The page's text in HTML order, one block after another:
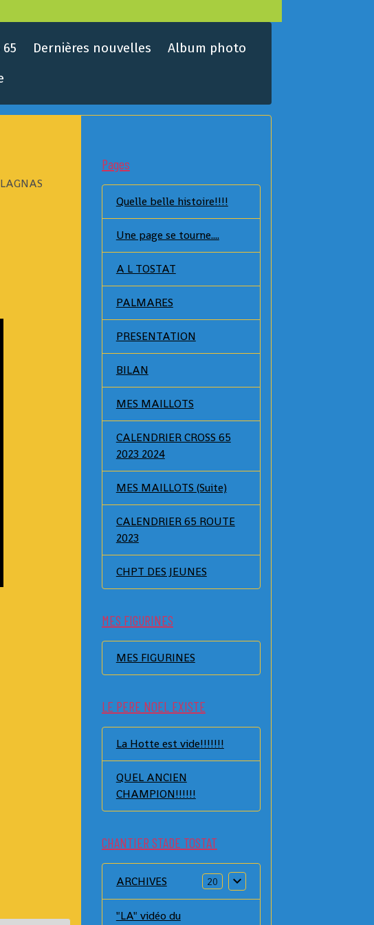
65 Dernières nouvelles
Album photo
Pages
Quelle belle histoire!!!!
Une page se tourne....
A L TOSTAT
PALMARES
PRESENTATION
BILAN
MES MAILLOTS
CALENDRIER CROSS 65
2023 2024
MES MAILLOTS (Suite)
CALENDRIER 65 ROUTE
2023
CHPT DES JEUNES
MES FIGURINES
MES FIGURINES
LE PERE NOEL EXISTE
La Hotte est vide!!!!!!!
QUEL ANCIEN
CHAMPION!!!!!!
CHANTIER STADE TOSTAT
ARCHIVES 20
"LA" vidéo du